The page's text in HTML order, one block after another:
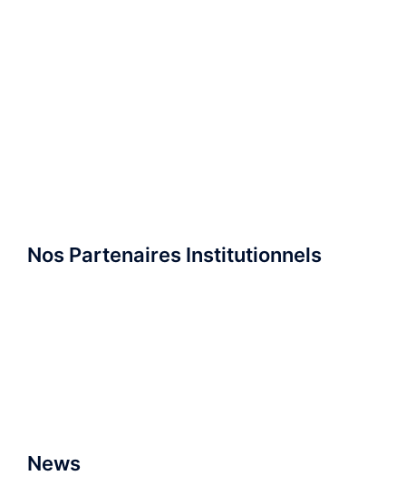
Nos Partenaires Institutionnels
News